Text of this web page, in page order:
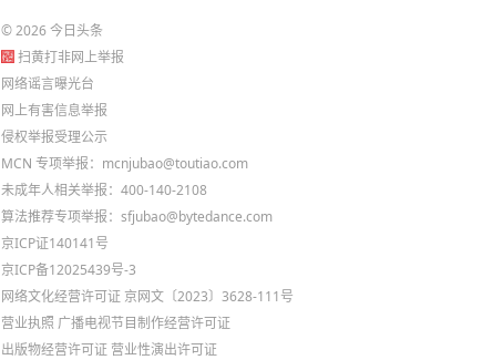
©2026今日头条
扫黄打非网上举报
网络谣言曝光台
网上有害信息举报
侵权举报受理公示
MCN 专项举报：mcnjubao@toutiao.com
未成年人相关举报：400-140-2108
算法推荐专项举报：sfjubao@bytedance.com
京ICP证140141号
京ICP备12025439号-3
网络文化经营许可证 京网文〔2023〕3628-111号
营业执照 广播电视节目制作经营许可证
出版物经营许可证 营业性演出许可证